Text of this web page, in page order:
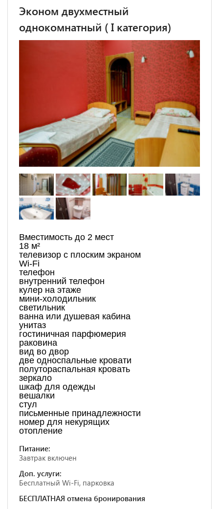
Эконом двухместный
однокомнатный ( I категория)
Вместимость до 2 мест
18 м²
телевизор с плоским экраном
Wi-Fi
телефон
внутренний телефон
кулер на этаже
мини-холодильник
светильник
ванна или душевая кабина
унитаз
гостиничная парфюмерия
раковина
вид во двор
две односпальные кровати
полутораспальная кровать
зеркало
шкаф для одежды
вешалки
стул
письменные принадлежности
номер для некурящих
отопление
Питание:
Завтрак включен
Доп. услуги:
Бесплатный Wi-Fi, парковка
БЕСПЛАТНАЯ отмена бронирования